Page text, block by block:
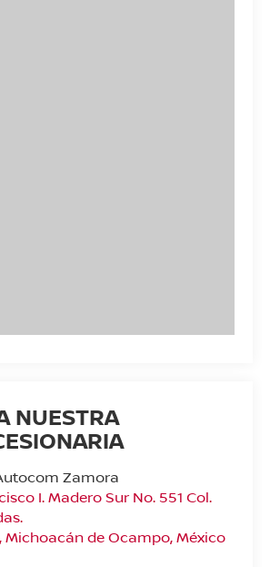
NUESTRA
Zamora
I. Madero Sur No. 551 Col.
,Michoacán de Ocampo, México